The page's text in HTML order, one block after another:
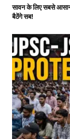
सावन के लिए सबसे
बैठेंगे सब!